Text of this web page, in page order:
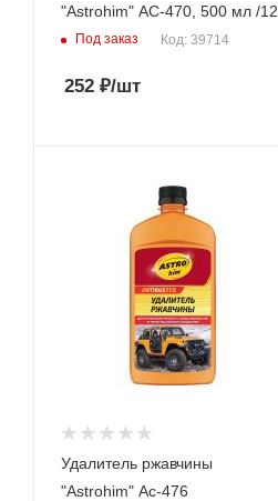
"Astrohim" АС-470, 500 мл /12
Под заказ Код: 39714
252 ₽/шт
Удалитель ржавчины
"Astrohim" Ас-476